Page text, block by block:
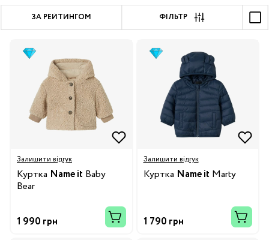
ЗА РЕЙТИНГОМ ФІЛЬТР
Залишити відгук
Куртка Name it Baby
Bear
1 990 грн
Залишити відгук
Куртка Name it Marty
1 790 грн